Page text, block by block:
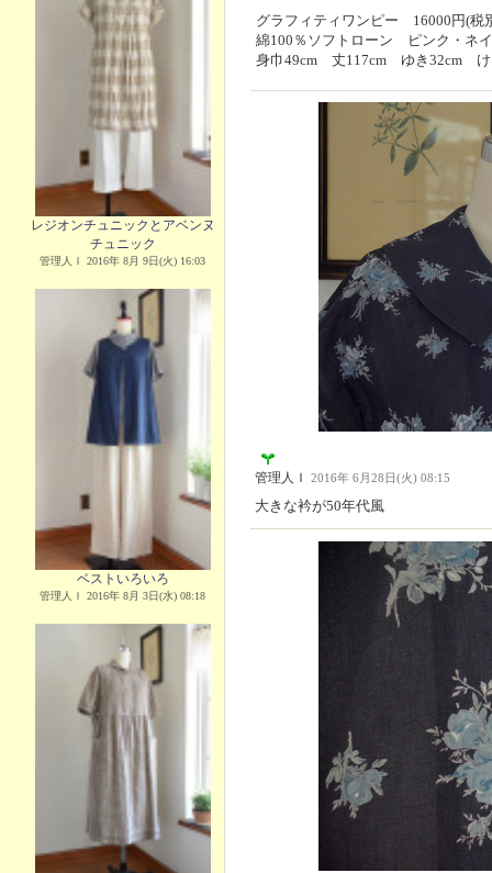
レジオンチュニックとアベンヌ
チュニック
管理人Ｉ 2016年 8月 9日(火) 16:03
ベストいろいろ
管理人Ｉ 2016年 8月 3日(水) 08:18
グラフィティワンピー 16000円(税
綿100％ソフトローン ピンク・ネ
身巾49cm 丈117cm ゆき32cm け
管理人Ｉ 2016年 6月28日(火) 08:15
大きな衿が50年代風